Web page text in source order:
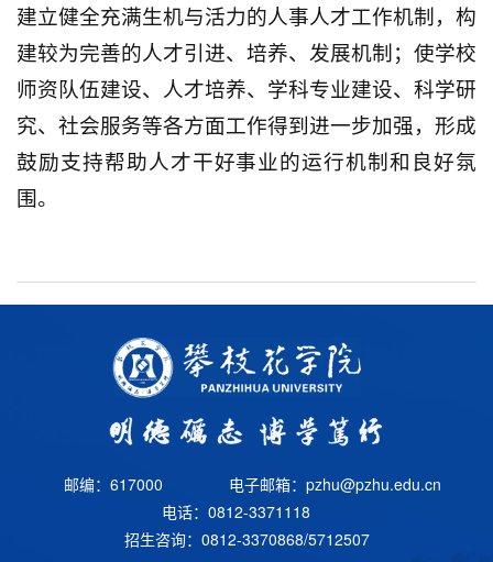
建立健全充满生机与活力的人事人才工作机制，构
建较为完善的人才引进、培养、发展机制；使学校
师资队伍建设、人才培养、学科专业建设、科学研
究、社会服务等各方面工作得到进一步加强，形成
鼓励支持帮助人才干好事业的运行机制和良好氛
围。
邮编：617000
电子邮箱：pzhu@pzhu.edu.cn
电话：0812-3371118
招生咨询：0812-3370868/5712507